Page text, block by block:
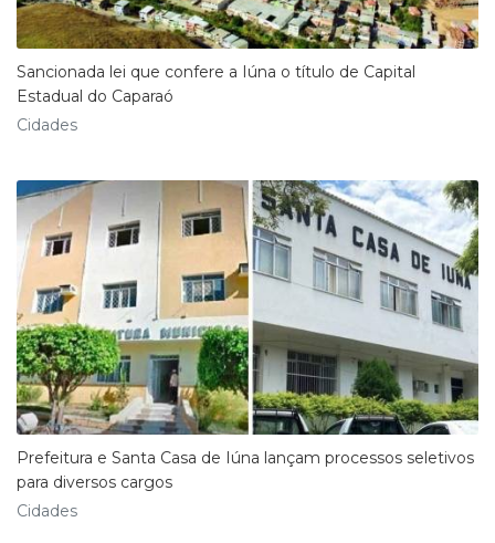
Sancionada lei que confere a Iúna o título de Capital
Estadual do Caparaó
Cidades
Prefeitura e Santa Casa de Iúna lançam processos seletivos
para diversos cargos
Cidades